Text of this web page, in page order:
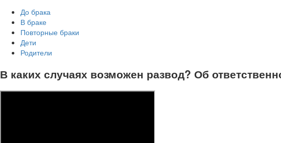
До брака
В браке
Повторные браки
Дети
Родители
В каких случаях возможен развод? Об